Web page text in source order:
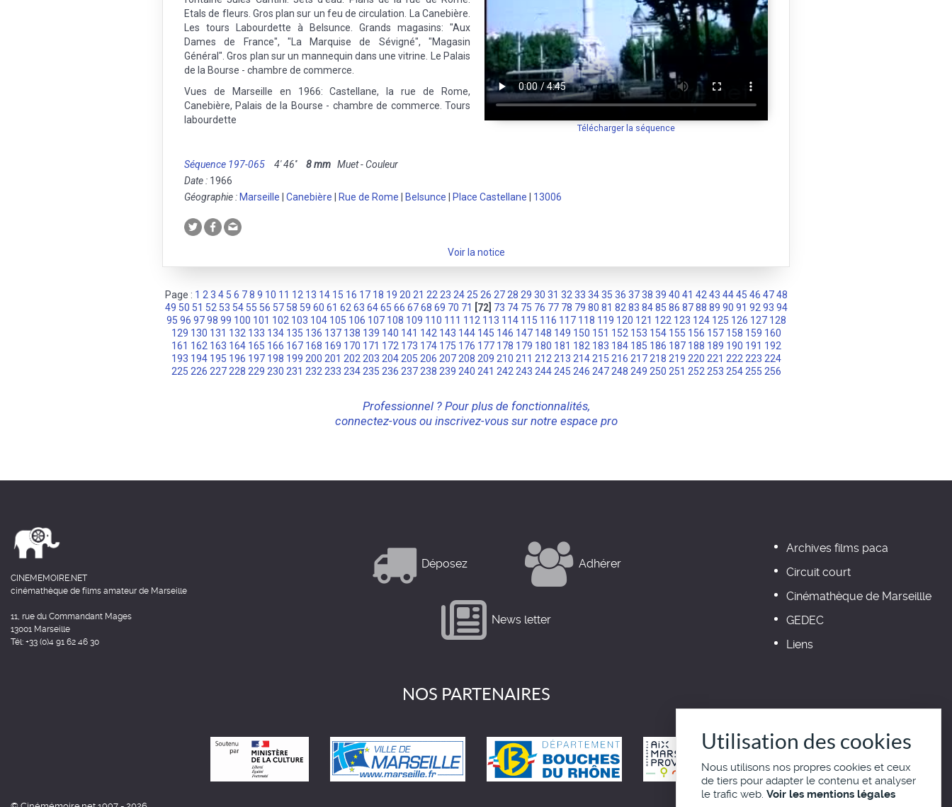
Télécharger la séquence
Etals de fleurs. Gros plan sur un feu de circulation. La Canebière.
Les tours Labourdette à Belsunce. Grands magasins: "Aux
Dames de France", "La Marquise de Sévigné", "Magasin
Général". Gros plan sur un mannequin dans une vitrine. Le Palais
de la Bourse - chambre de commerce.
Vues de Marseille en 1966: Castellane, la rue de Rome,
Canebière, Palais de la Bourse - chambre de commerce. Tours
labourdette
Séquence 197-065 4' 46'' 8 mm Muet - Couleur
Date : 1966
Géographie : Marseille Canebière Rue de Rome Belsunce Place Castellane 13006
Voir la notice
Page : 1 2 3 4 5 6 7 8 9 10 11 12 13 14 15 16 17 18 19 20 21 22 23 24 25 26 27 28 29 30 31 32 33 34 35 36 37 38 39 40 41 42 43 44 45 46 47 48
49 50 51 52 53 54 55 56 57 58 59 60 61 62 63 64 65 66 67 68 69 70 71 [72] 73 74 75 76 77 78 79 80 81 82 83 84 85 86 87 88 89 90 91 92 93 94
95 96 97 98 99 100 101 102 103 104 105 106 107 108 109 110 111 112 113 114 115 116 117 118 119 120 121 122 123 124 125 126 127 128
129 130 131 132 133 134 135 136 137 138 139 140 141 142 143 144 145 146 147 148 149 150 151 152 153 154 155 156 157 158 159 160
161 162 163 164 165 166 167 168 169 170 171 172 173 174 175 176 177 178 179 180 181 182 183 184 185 186 187 188 189 190 191 192
193 194 195 196 197 198 199 200 201 202 203 204 205 206 207 208 209 210 211 212 213 214 215 216 217 218 219 220 221 222 223 224
225 226 227 228 229 230 231 232 233 234 235 236 237 238 239 240 241 242 243 244 245 246 247 248 249 250 251 252 253 254 255 256
Professionnel ? Pour plus de fonctionnalités,
connectez-vous ou inscrivez-vous sur notre espace pro
CINEMEMOIRE.NET
cinémathèque de films amateur de Marseille
11, rue du Commandant Mages
13001 Marseille
Tél: +33 (0)4 91 62 46 30
Déposez Adhérer
News letter
Archives films paca
Circuit court
Cinémathèque de Marseillle
GEDEC
Liens
NOS PARTENAIRES
Utilisation des cookies
Nous utilisons nos propres cookies et ceux
de tiers pour adapter le contenu et analyser
le trafic web. Voir les mentions légales